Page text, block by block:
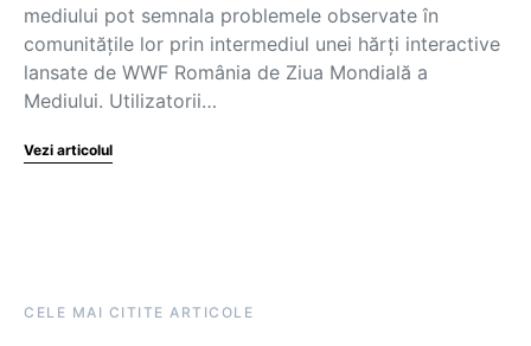
mediului pot semnala problemele observate în
comunitățile lor prin intermediul unei hărți interactive
lansate de WWF România de Ziua Mondială a
Mediului. Utilizatorii…
Vezi articolul
CELE MAI CITITE ARTICOLE